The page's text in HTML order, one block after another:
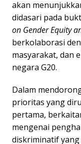
akan
didasari pada
on Gender Equity
berkolaborasi
masyarakat, dan
negara G20.
Dalam
prioritas yang
pertama,
mengenai
diskriminatif